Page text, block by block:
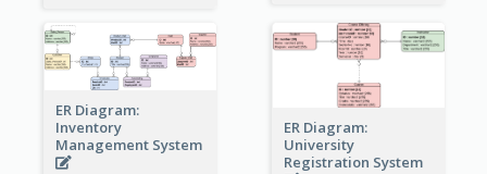
ER Diagram:
Inventory
Management System
ER Diagram:
University
Registration System